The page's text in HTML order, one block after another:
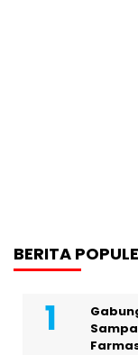
BERITA